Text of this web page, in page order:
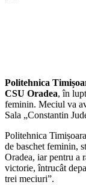
Politehnica
CSU Oradea, în
feminin. Meciul va
Sala „Constantin
Politehnica
de baschet feminin,
Oradea, iar pentru a
victorie, întrucât
trei meciuri”.